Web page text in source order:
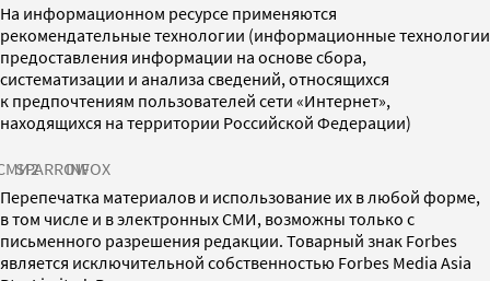
На информационном ресурсе применяются
рекомендательные технологии (информационные технологии
предоставления информации на основе сбора,
систематизации и анализа сведений, относящихся
к предпочтениям пользователей сети «Интернет»,
находящихся на территории Российской Федерации)
SPARROWINFOX
Перепечатка материалов и использование их в любой форме,
в том числе и в электронных СМИ, возможны только с
письменного разрешения редакции. Товарный знак Forbes
является исключительной собственностью Forbes Media Asia